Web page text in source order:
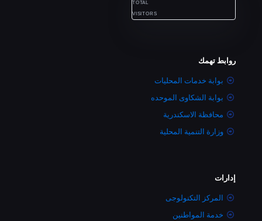
TOTAL
VISITORS
روابط تهمك
بوابة خدمات المحليات
بوابة الشكاوى الموحده
محافظة الاسكندرية
وزارة التنمية المحلية
إدارات
المركز التكنولوجى
خدمة المواطنين